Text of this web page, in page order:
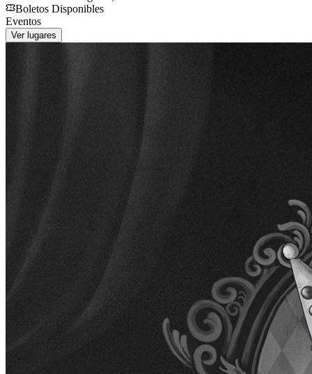
Boletos Disponibles
Eventos
Ver lugares